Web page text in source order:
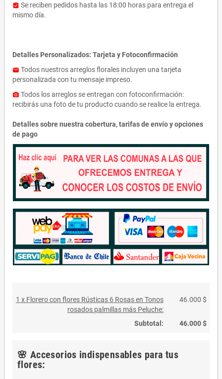
assignment_turned_in Se reciben pedidos hasta las 18:00 horas para entrega el
mismo día.
Detalles Personalizados: Tarjeta y Fotoconfirmación
email Todos nuestros arreglos florales incluyen una tarjeta
personalizada con tu mensaje impreso.
photo_camera Todos los arreglos se entregan con fotoconfirmación:
recibirás una foto de tu producto cuando se realice la entrega.
Detalles sobre nuestra cobertura, tarifas de envío y opciones
de pago
1 x Florero con flores Rústicas 6 Rosas en Tonos
rosados palmillas más Peluche:
46.000 $
Subtotal: 46.000 $
🌸 Accesorios indispensables para tus
flores: